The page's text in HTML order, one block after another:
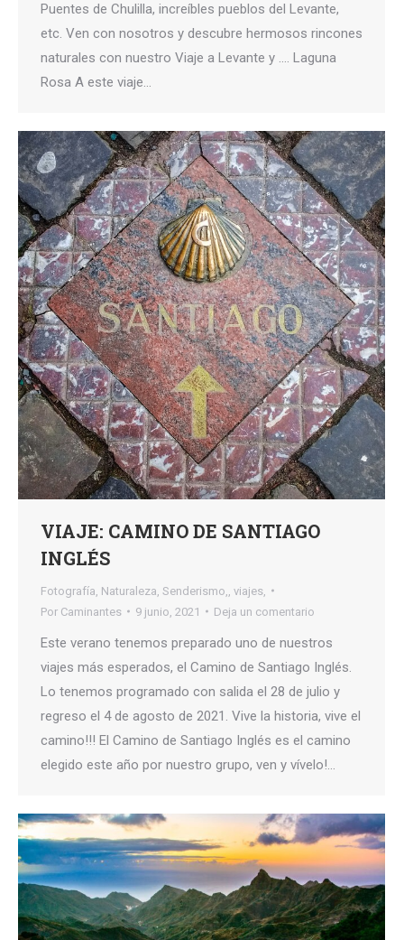
Puentes de Chulilla, increíbles pueblos del Levante,
etc. Ven con nosotros y descubre hermosos rincones
naturales con nuestro Viaje a Levante y …. Laguna
Rosa A este viaje…
VIAJE: CAMINO DE SANTIAGO
INGLÉS
Fotografía Naturaleza Senderismo,
viajes,
Por Caminantes 9 junio, 2021 Deja un comentario
Este verano tenemos preparado uno de nuestros
viajes más esperados, el Camino de Santiago Inglés.
Lo tenemos programado con salida el 28 de julio y
regreso el 4 de agosto de 2021. Vive la historia, vive el
camino!!! El Camino de Santiago Inglés es el camino
elegido este año por nuestro grupo, ven y vívelo!…